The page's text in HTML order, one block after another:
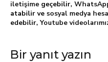
iletişime geçebilir,
atabilir ve sosyal medya
edebilir,Youtube
Bir yanıt yazın